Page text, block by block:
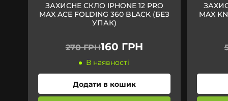
ЗАХИСНЕ СКЛО IPHONE 12 PRO
MAX ACE FOLDING 360 BLACK (БЕЗ
УПАК)
270 ГРН160 ГРН
В наявності
Додати в кошик
MAX